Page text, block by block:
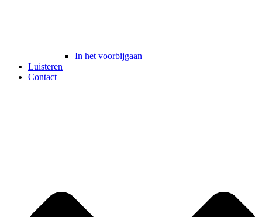
In het voorbijgaan
Luisteren
Contact